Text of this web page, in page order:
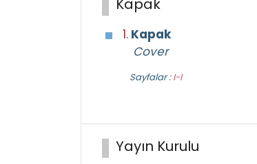
Kapak
1. Kapak
Cover
Sayfalar :I-I
Yayın Kurulu